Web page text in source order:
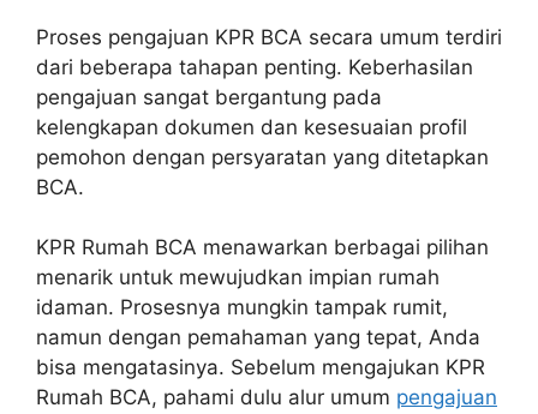
Proses pengajuan KPR BCA secara umum terdiri
dari beberapa tahapan penting. Keberhasilan
pengajuan sangat bergantung pada
kelengkapan dokumen dan kesesuaian profil
pemohon dengan persyaratan yang ditetapkan
BCA.
KPR Rumah BCA menawarkan berbagai pilihan
menarik untuk mewujudkan impian rumah
idaman. Prosesnya mungkin tampak rumit,
namun dengan pemahaman yang tepat, Anda
bisa mengatasinya. Sebelum mengajukan KPR
Rumah BCA, pahami dulu alur umum pengajuan